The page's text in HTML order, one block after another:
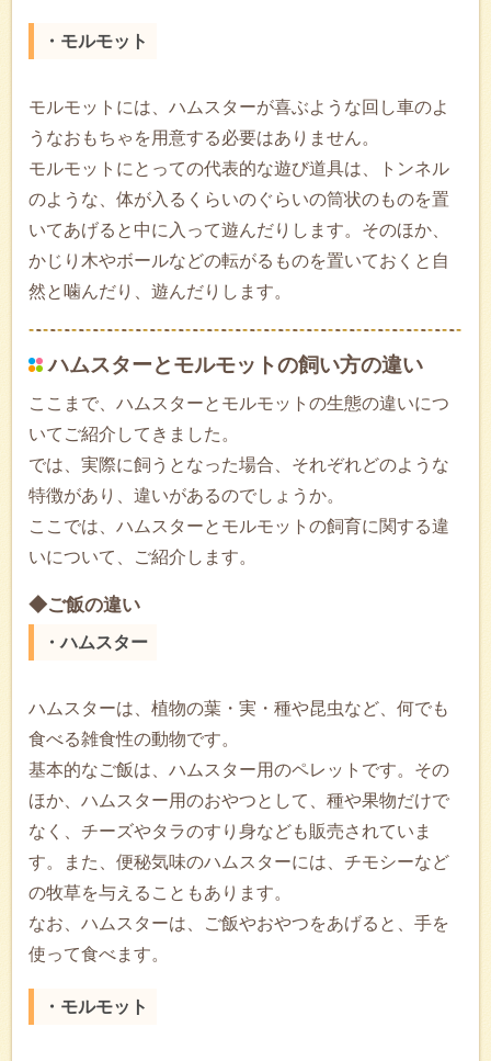
・モルモット
モルモットには、ハムスターが喜ぶような回し車のよ
うなおもちゃを用意する必要はありません。
モルモットにとっての代表的な遊び道具は、トンネル
のような、体が入るくらいのぐらいの筒状のものを置
いてあげると中に入って遊んだりします。そのほか、
かじり木やボールなどの転がるものを置いておくと自
然と噛んだり、遊んだりします。
ハムスターとモルモットの飼い方の違い
ここまで、ハムスターとモルモットの生態の違いにつ
いてご紹介してきました。
では、実際に飼うとなった場合、それぞれどのような
特徴があり、違いがあるのでしょうか。
ここでは、ハムスターとモルモットの飼育に関する違
いについて、ご紹介します。
◆ご飯の違い
・ハムスター
ハムスターは、植物の葉・実・種や昆虫など、何でも
食べる雑食性の動物です。
基本的なご飯は、ハムスター用のペレットです。その
ほか、ハムスター用のおやつとして、種や果物だけで
なく、チーズやタラのすり身なども販売されていま
す。また、便秘気味のハムスターには、チモシーなど
の牧草を与えることもあります。
なお、ハムスターは、ご飯やおやつをあげると、手を
使って食べます。
・モルモット